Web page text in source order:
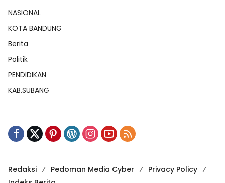
NASIONAL
KOTA BANDUNG
Berita
Politik
PENDIDIKAN
KAB.SUBANG
Redaksi Pedoman Media Cyber
Privacy Policy